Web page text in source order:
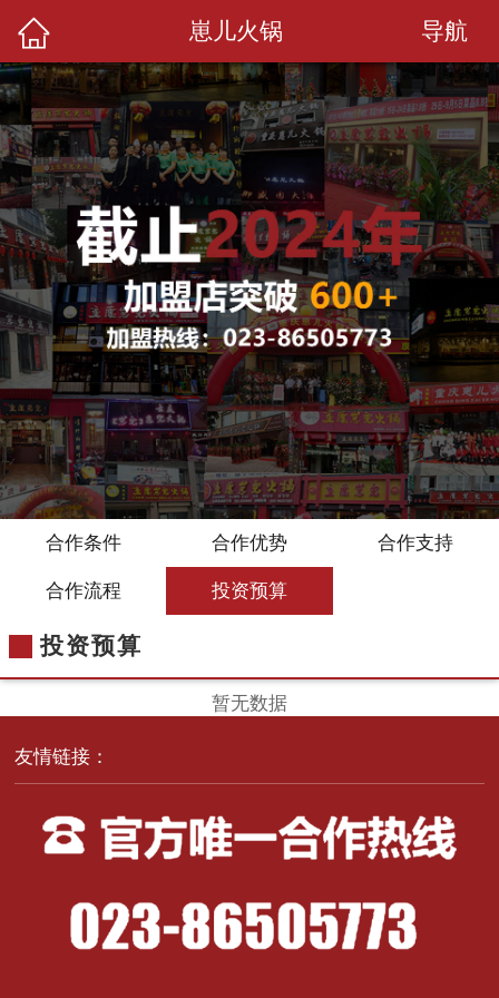
导航
崽儿火锅
合作条件 合作优势 合作支持
合作流程 投资预算
投资预算
暂无数据
友情链接：